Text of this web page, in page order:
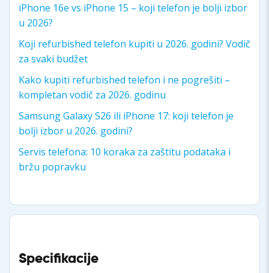
iPhone 16e vs iPhone 15 – koji telefon je bolji izbor
u 2026?
Koji refurbished telefon kupiti u 2026. godini? Vodič
za svaki budžet
Kako kupiti refurbished telefon i ne pogrešiti –
kompletan vodič za 2026. godinu
Samsung Galaxy S26 ili iPhone 17: koji telefon je
bolji izbor u 2026. godini?
Servis telefona: 10 koraka za zaštitu podataka i
bržu popravku
Specifikacije